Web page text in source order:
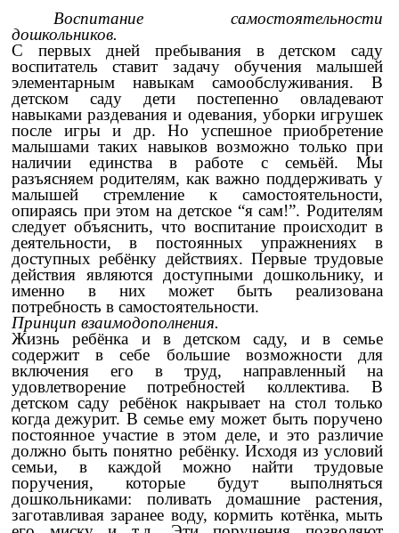
Воспитание самостоятельности
дошкольников.
С первых дней пребывания в детском саду
воспитатель ставит задачу обучения малышей
элементарным навыкам самообслуживания. В
детском саду дети постепенно овладевают
навыками раздевания и одевания, уборки игрушек
после игры и др. Но успешное приобретение
малышами таких навыков возможно только при
наличии единства в работе с семьёй. Мы
разъясняем родителям, как важно поддерживать у
малышей стремление к самостоятельности,
опираясь при этом на детское “я сам!”. Родителям
следует объяснить, что воспитание происходит в
деятельности, в постоянных упражнениях в
доступных ребёнку действиях. Первые трудовые
действия являются доступными дошкольнику, и
именно в них может быть реализована
потребность в самостоятельности.
Принцип взаимодополнения.
Жизнь ребёнка и в детском саду, и в семье
содержит в себе большие возможности для
включения его в труд, направленный на
удовлетворение потребностей коллектива. В
детском саду ребёнок накрывает на стол только
когда дежурит. В семье ему может быть поручено
постоянное участие в этом деле, и это различие
должно быть понятно ребёнку. Исходя из условий
семьи, в каждой можно найти трудовые
поручения, которые будут выполняться
дошкольниками: поливать домашние растения,
заготавливая заранее воду, кормить котёнка, мыть